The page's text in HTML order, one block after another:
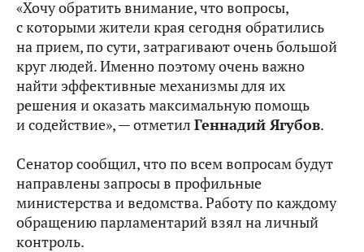
«Хочу обратить внимание, что вопросы,
с которыми жители края сегодня обратились
на прием, по сути, затрагивают очень большой
круг людей. Именно поэтому очень важно
найти эффективные механизмы для их
решения и оказать максимальную помощь
и содействие», — отметил Геннадий Ягубов.
Сенатор сообщил, что по всем вопросам будут
направлены запросы в профильные
министерства и ведомства. Работу по каждому
обращению парламентарий взял на личный
контроль.